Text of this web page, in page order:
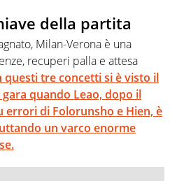
della partita
Milan-Verona è una
recuperi palla e attesa
questi tre concetti si è visto il
quando Leao, dopo il
errori di Folorunsho e Hien, è
un varco enorme